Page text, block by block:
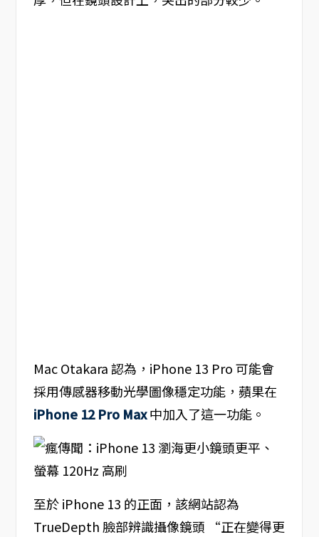
Mac Otakara 認為，iPhone 13 Pro 可能會
採用傳感器移動光學圖像穩定功能，蘋果在
iPhone 12 Pro Max中加入了這一功能。
至於 iPhone 13 的正面，該網站認為
TrueDepth 臉部辨識攝像鏡頭 “正在變得更